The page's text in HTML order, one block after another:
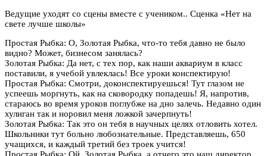
Ведущие уходят со сцены вместе с учеником.. Сценка «Нет на
свете лучше школы»
Простая Рыбка: О, Золотая Рыбка, что-то тебя давно не было
видно? Может, бизнесом занялась?
Золотая Рыбка: Да нет, с тех пор, как наши аквариум в класс
поставили, я учебой увлеклась! Все уроки конспектирую!
Простая Рыбка: Смотри, доконспектируешься! Тут глазом не
успеешь моргнуть, как на сковородку попадешь! Я, напротив,
стараюсь во время уроков поглубже на дно залечь. Недавно один
хулиган так и норовил меня ложкой зачерпнуть!
Золотая Рыбка: Так это он тебя в научных целях отловить хотел.
Школьники тут больно любознательные. Представляешь, 650
учащихся, и каждый третий без троек учится!
Простая Рыбка: Ой, Золотая Рыбка, а отчего это наш директор